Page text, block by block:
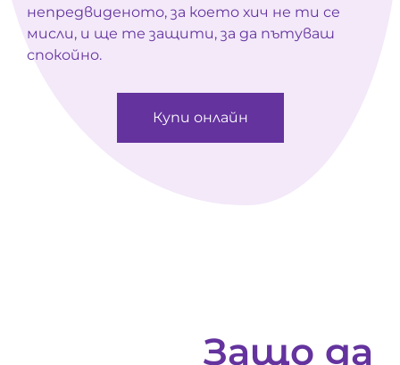
непредвиденото, за което хич не ти се
мисли, и ще те защити, за да пътуваш
спокойно.
Купи онлайн
Защо да